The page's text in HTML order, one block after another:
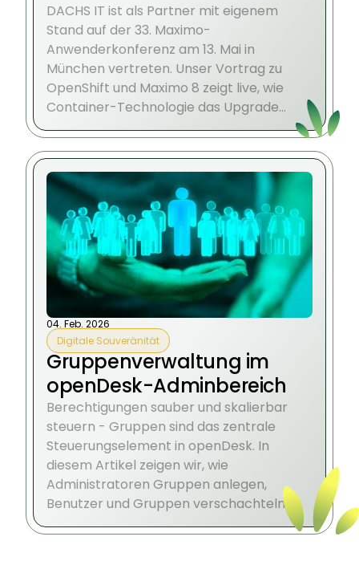
DACHS IT ist als Partner mit eigenem
Stand auf der 33. Maximo-
Anwenderkonferenz am 13. Mai in
München vertreten. Unser Vortrag zu
OpenShift und Maximo 8 zeigt live, wie
Container-Technologie das Upgrade
erleichtert.
04. Feb. 2026
Digitale Souveränität
Gruppenverwaltung im
openDesk-Adminbereich
Berechtigungen sauber und skalierbar
steuern - Gruppen sind das zentrale
Steuerungselement in openDesk. In
diesem Artikel zeigen wir, wie
Administratoren Gruppen anlegen,
Benutzer und Gruppen verschachteln,
Funktionen aktivieren und die Integration